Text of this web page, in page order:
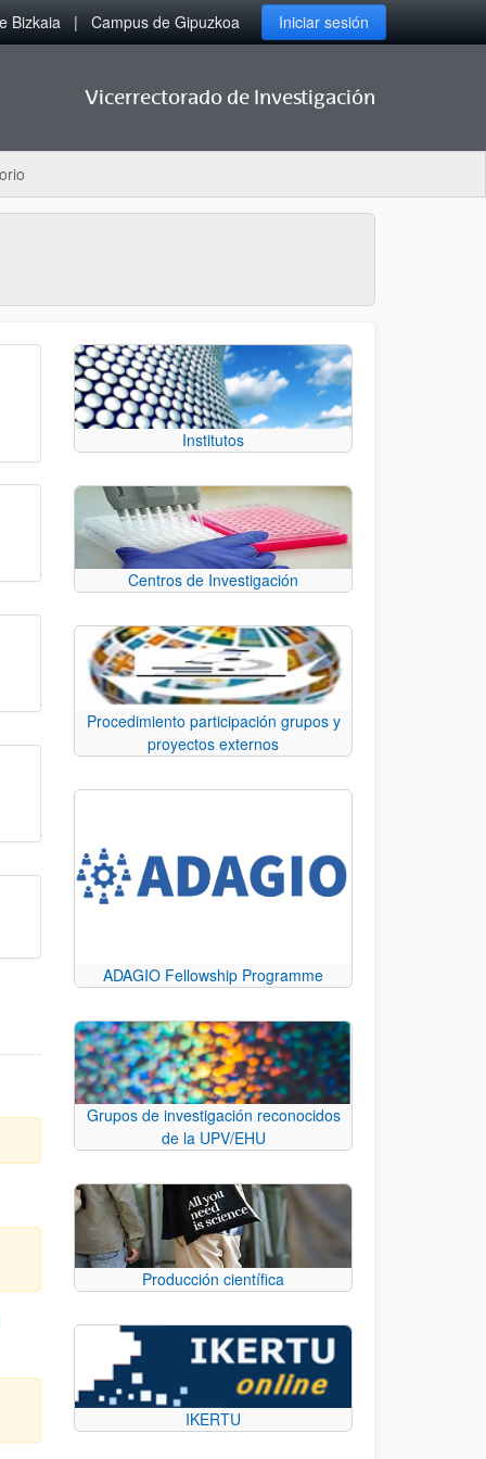
Bizkaia Campus de Gipuzkoa Iniciar sesión
Vicerrectorado de Investigación
Institutos
Centros de Investigación
Procedimiento participación grupos y
proyectos externos
ADAGIO Fellowship Programme
Grupos de investigación reconocidos
de la UPV/EHU
Producción científica
IKERTU